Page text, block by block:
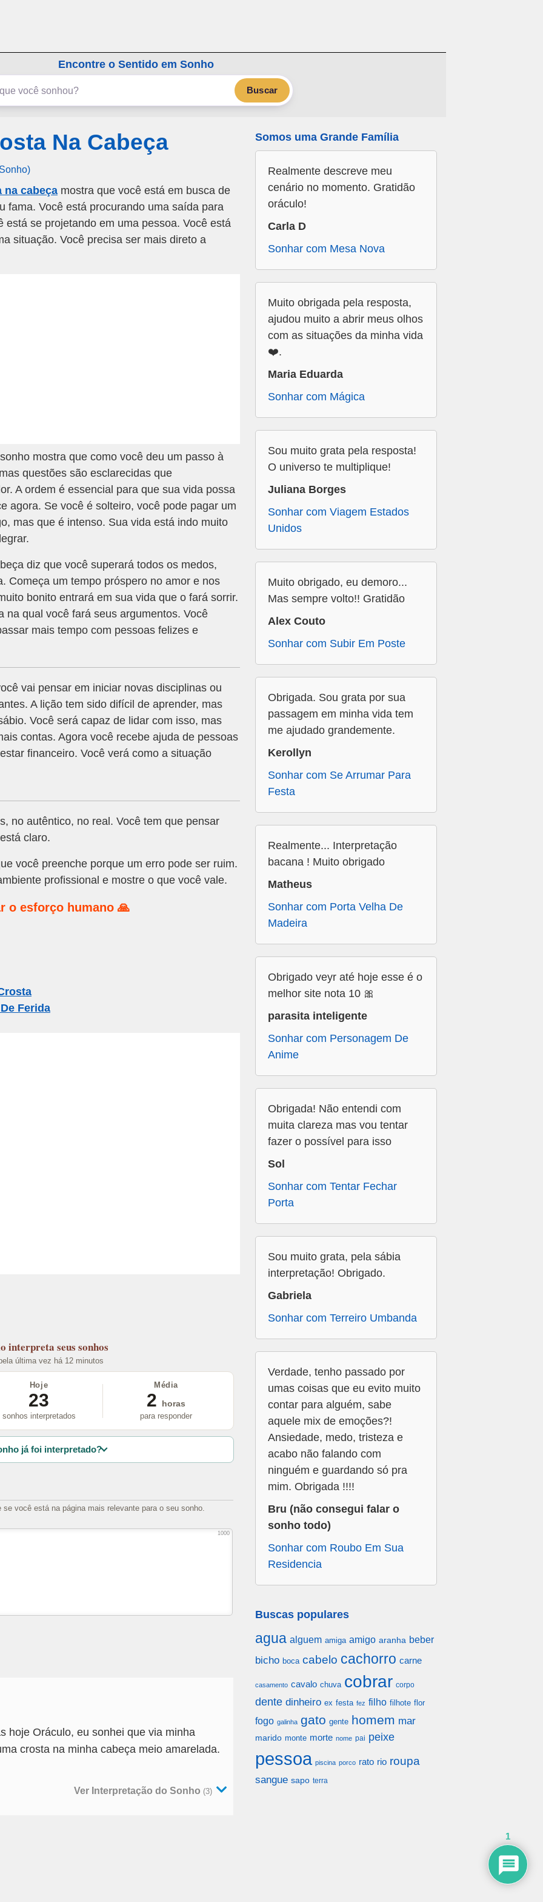
Encontre o Sentido em Sonho
Buscar
Na Cabeça
na cabeça mostra que você está em busca de
fama. Você está procurando uma saída para
está se projetando em uma pessoa. Você está
situação. Você precisa ser mais direto a
mostra que como você deu um passo à
questões são esclarecidas que
A ordem é essencial para que sua vida possa
agora. Se você é solteiro, você pode pagar um
mas que é intenso. Sua vida está indo muito
diz que você superará todos os medos,
Começa um tempo próspero no amor e nos
bonito entrará em sua vida que o fará sorrir.
na qual você fará seus argumentos. Você
mais tempo com pessoas felizes e
vai pensar em iniciar novas disciplinas ou
A lição tem sido difícil de aprender, mas
Você será capaz de lidar com isso, mas
contas. Agora você recebe ajuda de pessoas
financeiro. Você verá como a situação
no autêntico, no real. Você tem que pensar
claro.
você preenche porque um erro pode ser ruim.
profissional e mostre o que você vale.
o esforço humano 🙏
Ferida
interpreta seus sonhos
última vez há 12 minutos
Hoje
23
sonhos interpretados
Média
2
horas
para responder
já foi interpretado?
você está na página mais relevante para o seu sonho.
1000
hoje Oráculo, eu sonhei que via minha
crosta na minha cabeça meio amarelada.
Ver Interpretação do Sonho (3)
Somos uma Grande Família
Realmente descreve meu
cenário no momento. Gratidão
oráculo!
Carla D
Sonhar com Mesa Nova
Muito obrigada pela resposta,
ajudou muito a abrir meus olhos
com as situações da minha vida
❤️.
Maria Eduarda
Sonhar com Mágica
Sou muito grata pela resposta!
O universo te multiplique!
Juliana Borges
Sonhar com Viagem Estados
Unidos
Muito obrigado, eu demoro...
Mas sempre volto!! Gratidão
Alex Couto
Sonhar com Subir Em Poste
Obrigada. Sou grata por sua
passagem em minha vida tem
me ajudado grandemente.
Kerollyn
Sonhar com Se Arrumar Para
Festa
Realmente... Interpretação
bacana ! Muito obrigado
Matheus
Sonhar com Porta Velha De
Madeira
Obrigado veyr até hoje esse é o
melhor site nota 10 🎀
parasita inteligente
Sonhar com Personagem De
Anime
Obrigada! Não entendi com
muita clareza mas vou tentar
fazer o possível para isso
Sol
Sonhar com Tentar Fechar
Porta
Sou muito grata, pela sábia
interpretação! Obrigado.
Gabriela
Sonhar com Terreiro Umbanda
Verdade, tenho passado por
umas coisas que eu evito muito
contar para alguém, sabe
aquele mix de emoções?!
Ansiedade, medo, tristeza e
acabo não falando com
ninguém e guardando só pra
mim. Obrigada !!!!
Bru (não consegui falar o
sonho todo)
Sonhar com Roubo Em Sua
Residencia
Buscas populares
agua alguem amiga amigo aranha beber
bicho boca cabelo cachorro carne
casamento cavalo chuva cobrar corpo
dente dinheiro ex festa fez filho filhote flor
fogo galinha gato gente homem mar
marido monte morte nome pai peixe
pessoa piscina porco rato rio roupa
sangue sapo terra
1